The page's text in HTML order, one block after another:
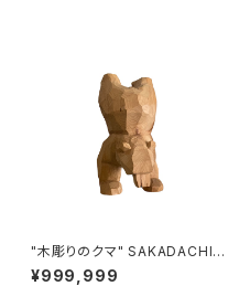
"木彫りのクマ" SAKADACHI
made in HOKKAIDO (オンコ)
¥999,999